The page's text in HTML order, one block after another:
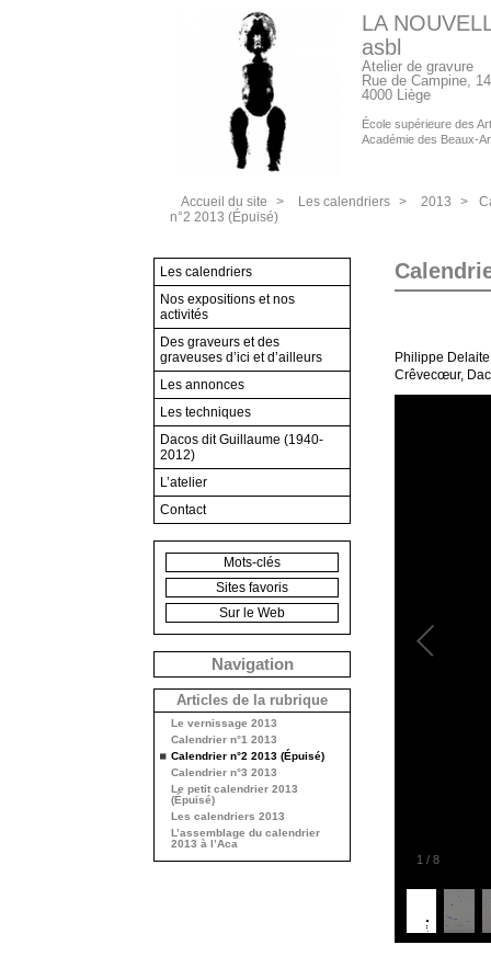
LA
asbl
Atelier de gravure
Rue de Campine, 14
4000 Liège
École supérieure des
Académie des Beaux-
Accueil du site > Les calendriers > 2013 >
n°2 2013 (Épuisé)
Philippe
Crêvecœur,
1 / 8
Les calendriers
Nos expositions et nos
activités
Des graveurs et des
graveuses d’ici et d’ailleurs
Les annonces
Les techniques
Dacos dit Guillaume (1940-
2012)
L’atelier
Contact
Mots-clés
Sites favoris
Sur le Web
Navigation
Articles de la rubrique
Le vernissage 2013
Calendrier n°1 2013
Calendrier n°2 2013 (Épuisé)
Calendrier n°3 2013
Le petit calendrier 2013
(Épuisé)
Les calendriers 2013
L’assemblage du calendrier
2013 à l’Aca